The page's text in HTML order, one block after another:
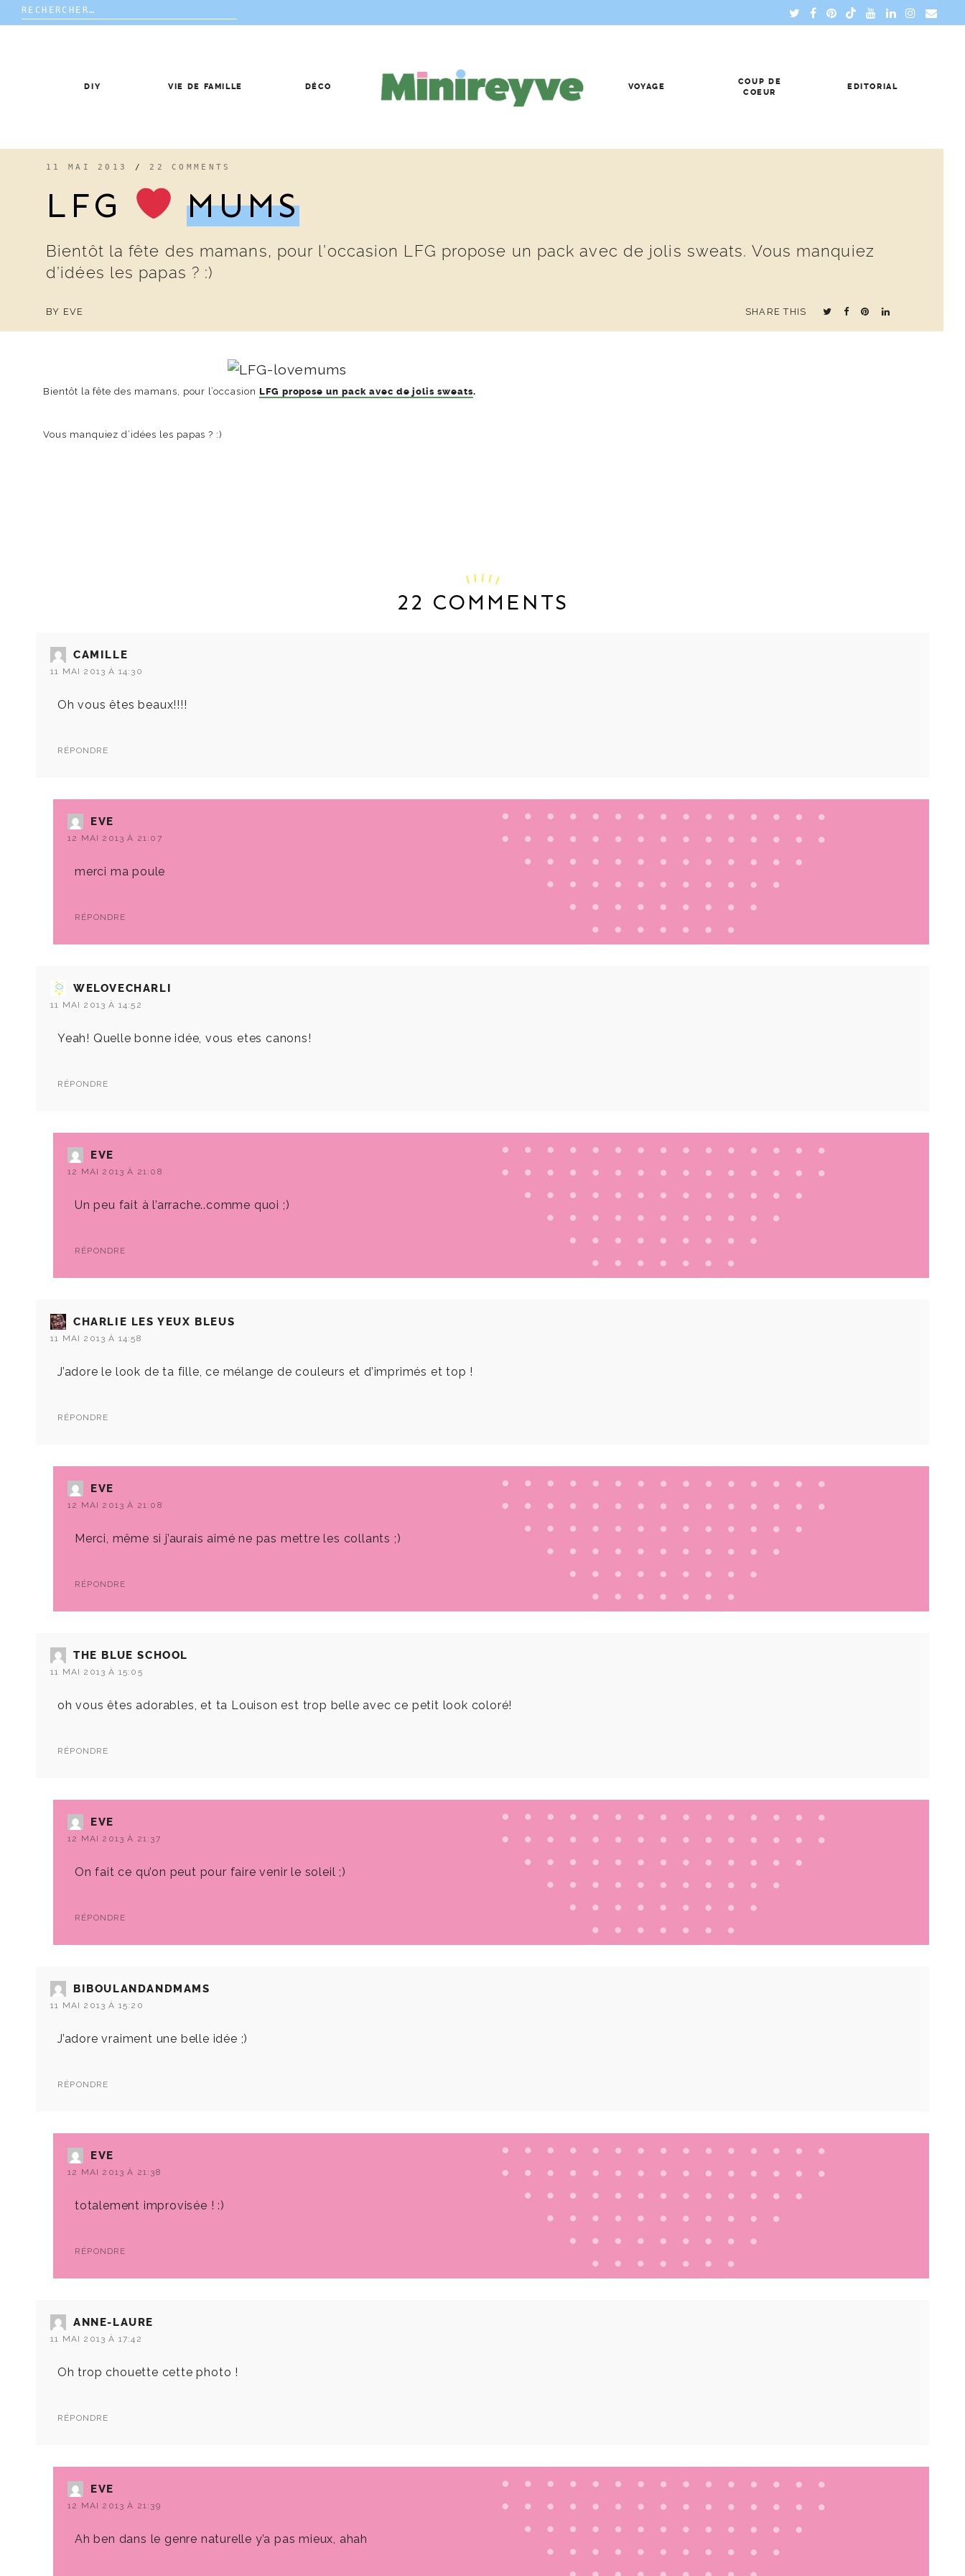
Rechercher :
DIY VIE DE FAMILLE DÉCO VOYAGE
COUP DE
COEUR
EDITORIAL
11 MAI 2013 / 22 COMMENTS
LFG MUMS
Bientôt la fête des mamans, pour l’occasion LFG propose un pack avec de jolis sweats. Vous manquiez
d’idées les papas ? :)
BY EVE SHARE THIS
Bientôt la fête des mamans, pour l’occasion LFG propose un pack avec de jolis sweats.
Vous manquiez d’idées les papas ? :)
22 COMMENTS
CAMILLE
11 MAI 2013 À 14:30
Oh vous êtes beaux!!!!
RÉPONDRE
EVE
12 MAI 2013 À 21:07
merci ma poule
RÉPONDRE
WELOVECHARLI
11 MAI 2013 À 14:52
Yeah! Quelle bonne idée, vous etes canons!
RÉPONDRE
EVE
12 MAI 2013 À 21:08
Un peu fait à l’arrache..comme quoi ;)
RÉPONDRE
CHARLIE LES YEUX BLEUS
11 MAI 2013 À 14:58
J’adore le look de ta fille, ce mélange de couleurs et d’imprimés et top !
RÉPONDRE
EVE
12 MAI 2013 À 21:08
Merci, même si j’aurais aimé ne pas mettre les collants ;)
RÉPONDRE
THE BLUE SCHOOL
11 MAI 2013 À 15:05
oh vous êtes adorables, et ta Louison est trop belle avec ce petit look coloré!
RÉPONDRE
EVE
12 MAI 2013 À 21:37
On fait ce qu’on peut pour faire venir le soleil ;)
RÉPONDRE
BIBOULANDANDMAMS
11 MAI 2013 À 15:20
J’adore vraiment une belle idée ;)
RÉPONDRE
EVE
12 MAI 2013 À 21:38
totalement improvisée ! :)
RÉPONDRE
ANNE-LAURE
11 MAI 2013 À 17:42
Oh trop chouette cette photo !
RÉPONDRE
EVE
12 MAI 2013 À 21:39
Ah ben dans le genre naturelle y’a pas mieux, ahah